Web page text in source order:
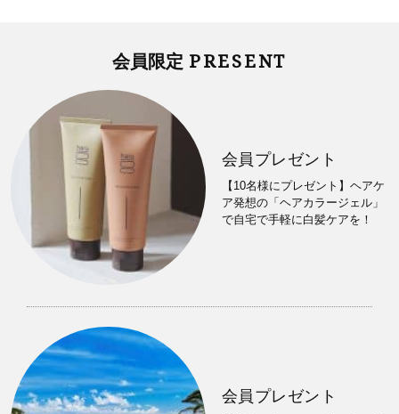
会員限定 PRESENT
会員プレゼント
【10名様にプレゼント】ヘアケ
ア発想の「ヘアカラージェル」
で自宅で手軽に白髪ケアを！
会員プレゼント